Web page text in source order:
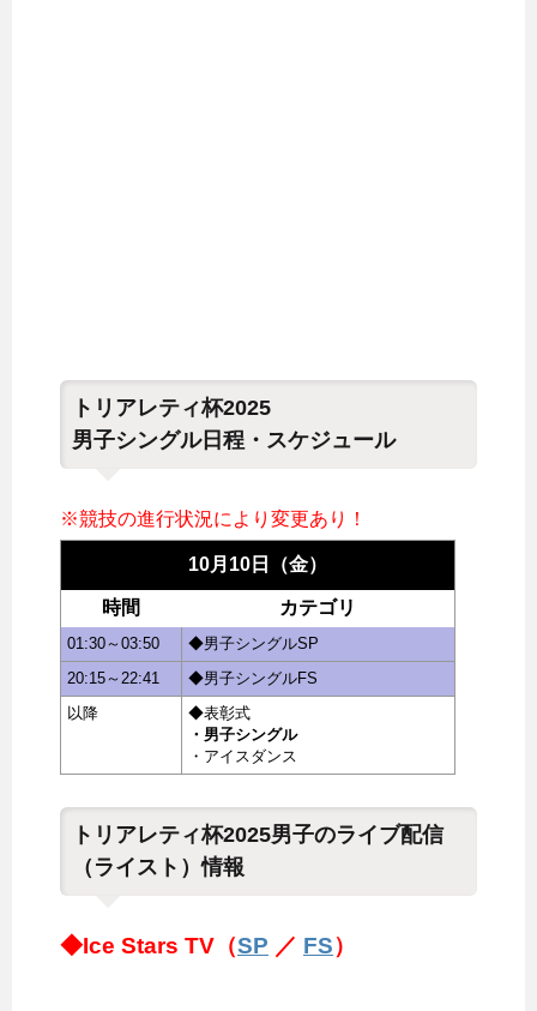
トリアレティ杯2025
男子シングル日程・スケジュール
※競技の進行状況により変更あり！
10月10日（金）
時間 カテゴリ
01:30～03:50
◆男子シングルSP
20:15～22:41
◆男子シングルFS
以降
◆表彰式
・男子シングル
・アイスダンス
トリアレティ杯2025男子のライブ配信
（ライスト）情報
◆Ice Stars TV（SP ／ FS）